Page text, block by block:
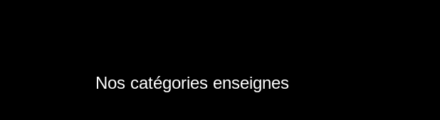
Nos catégories enseignes